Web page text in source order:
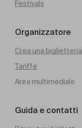
Festivals
Organizzatore
Crea una biglietteria
Tariffe
Area multimediale
Guida e contatti